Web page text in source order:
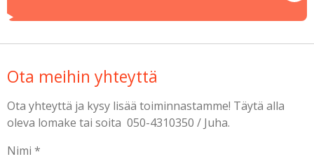
Ota meihin yhteyttä
Ota yhteyttä ja kysy lisää toiminnastamme! Täytä alla
oleva lomake tai soita 050-4310350 / Juha.
Nimi *